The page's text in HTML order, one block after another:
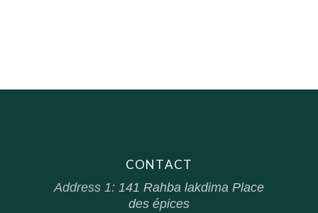
CONTACT
Address 1: 141 Rahba lakdima Place
des épices